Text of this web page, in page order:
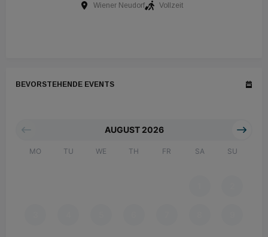
Wiener Neudorf Vollzeit
BEVORSTEHENDE EVENTS
AUGUST 2026
MO TU WE TH FR SA SU